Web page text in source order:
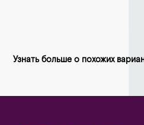
Узнать больше о похожих